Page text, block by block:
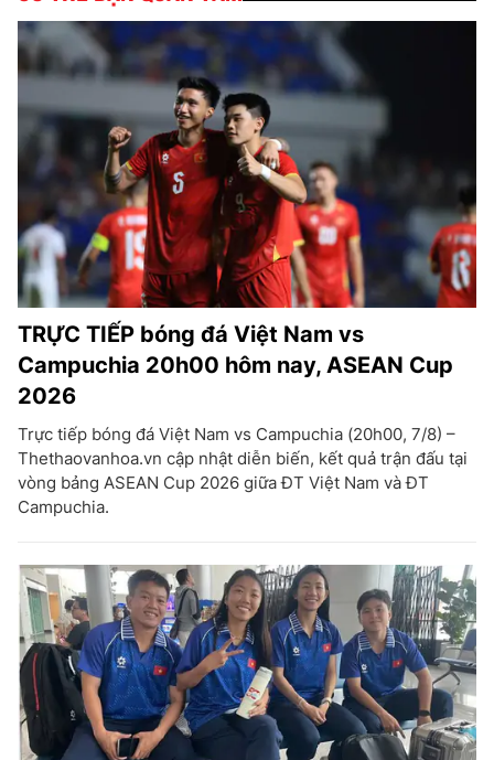
TRỰC TIẾP bóng đá Việt Nam vs
Campuchia 20h00 hôm nay, ASEAN Cup
2026
Trực tiếp bóng đá Việt Nam vs Campuchia (20h00, 7/8) –
Thethaovanhoa.vn cập nhật diễn biến, kết quả trận đấu tại
vòng bảng ASEAN Cup 2026 giữa ĐT Việt Nam và ĐT
Campuchia.